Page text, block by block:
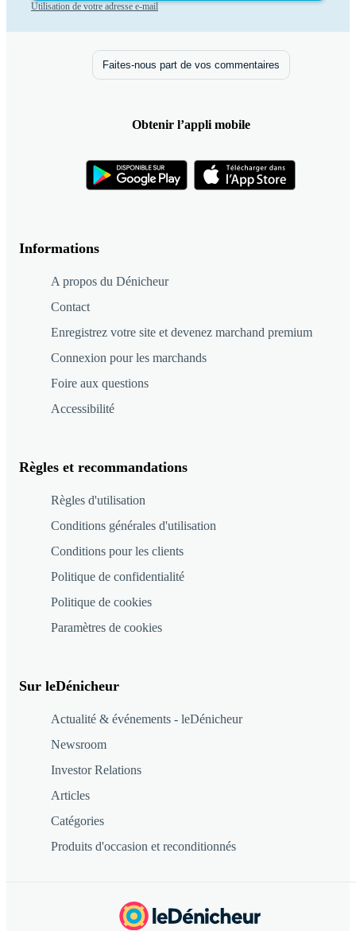
Utilisation de votre adresse e-mail
Informations
A propos du Dénicheur
Contact
Enregistrez votre site et devenez marchand premium
Connexion pour les marchands
Foire aux questions
Accessibilité
Règles et recommandations
Règles d'utilisation
Conditions générales d'utilisation
Conditions pour les clients
Politique de confidentialité
Politique de cookies
Paramètres de cookies
Sur leDénicheur
Actualité & événements - leDénicheur
Newsroom
Investor Relations
Articles
Catégories
Produits d'occasion et reconditionnés
Faites-nous part de vos commentaires
Obtenir l’appli mobile